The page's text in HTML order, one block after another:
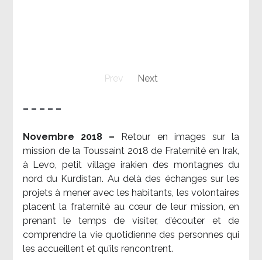
Prev Next
– – – – –
Novembre 2018 –
Retour en images sur la
mission de la Toussaint 2018 de Fraternité en Irak,
à Levo, petit village irakien des montagnes du
nord du Kurdistan. Au delà des échanges sur les
projets à mener avec les habitants, les volontaires
placent la fraternité au cœur de leur mission, en
prenant le temps de visiter, d’écouter et de
comprendre la vie quotidienne des personnes qui
les accueillent et qu’ils rencontrent.